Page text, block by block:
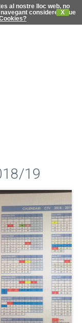
al nostre lloc web, no
considerem que
X
19